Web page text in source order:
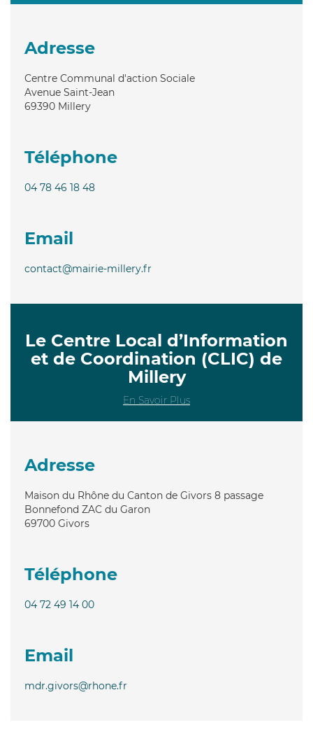
Adresse
Centre Communal d'action Sociale
Avenue Saint-Jean
69390 Millery
Téléphone
04 78 46 18 48
Email
contact@mairie-millery.fr
Le Centre Local d’Information
et de Coordination (CLIC) de
Millery
En Savoir Plus
Adresse
Maison du Rhône du Canton de Givors 8 passage
Bonnefond ZAC du Garon
69700 Givors
Téléphone
04 72 49 14 00
Email
mdr.givors@rhone.fr